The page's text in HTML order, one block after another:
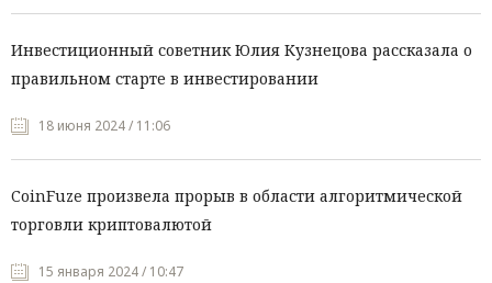
Инвестиционный советник Юлия Кузнецова рассказала о
правильном старте в инвестировании
18 июня 2024 / 11:06
CoinFuze произвела прорыв в области алгоритмической
торговли криптовалютой
15 января 2024 / 10:47